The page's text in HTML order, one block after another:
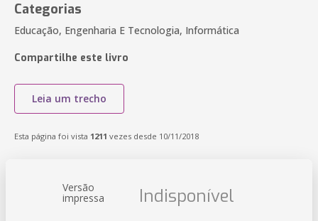
Categorias
Educação, Engenharia E Tecnologia, Informática
Compartilhe este livro
Leia um trecho
Esta página foi vista 1211 vezes desde 10/11/2018
Versão
impressa Indisponível